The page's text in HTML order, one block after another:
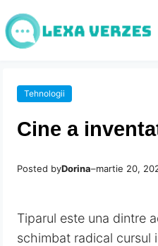
Tehnologii
Cine a
Posted byDorina–martie 20,
Tiparul este una dintre
schimbat radical cursul